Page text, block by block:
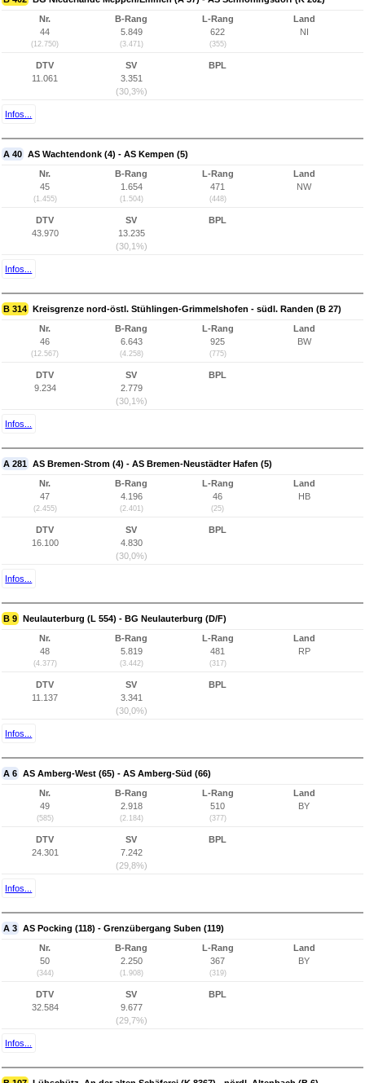
Nr.
44
(12.750)
B-Rang
5.849
(3.471)
L-Rang
622
(355)
Land
NI
DTV
11.061
SV
3.351
(30,3%)
BPL
Infos...
A 40 AS Wachtendonk (4) - AS Kempen (5)
Nr.
45
(1.455)
B-Rang
1.654
(1.504)
L-Rang
471
(448)
Land
NW
DTV
43.970
SV
13.235
(30,1%)
BPL
Infos...
B 314 Kreisgrenze nord-östl. Stühlingen-Grimmelshofen - südl. Randen (B 27)
Nr.
46
(12.567)
B-Rang
6.643
(4.258)
L-Rang
925
(775)
Land
BW
DTV
9.234
SV
2.779
(30,1%)
BPL
Infos...
A 281 AS Bremen-Strom (4) - AS Bremen-Neustädter Hafen (5)
Nr.
47
(2.455)
B-Rang
4.196
(2.401)
L-Rang
46
(25)
Land
HB
DTV
16.100
SV
4.830
(30,0%)
BPL
Infos...
B 9 Neulauterburg (L 554) - BG Neulauterburg (D/F)
Nr.
48
(4.377)
B-Rang
5.819
(3.442)
L-Rang
481
(317)
Land
RP
DTV
11.137
SV
3.341
(30,0%)
BPL
Infos...
A 6 AS Amberg-West (65) - AS Amberg-Süd (66)
Nr.
49
(585)
B-Rang
2.918
(2.184)
L-Rang
510
(377)
Land
BY
DTV
24.301
SV
7.242
(29,8%)
BPL
Infos...
A 3 AS Pocking (118) - Grenzübergang Suben (119)
Nr.
50
(344)
B-Rang
2.250
(1.908)
L-Rang
367
(319)
Land
BY
DTV
32.584
SV
9.677
(29,7%)
BPL
Infos...